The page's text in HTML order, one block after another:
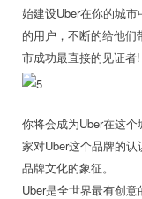
始建设Uber在你的城
的用户，不断的给他
市成功最直接的见证者!
你将会成为Uber在这
家对Uber这个品牌的
品牌文化的象征。
Uber是全世界最有创